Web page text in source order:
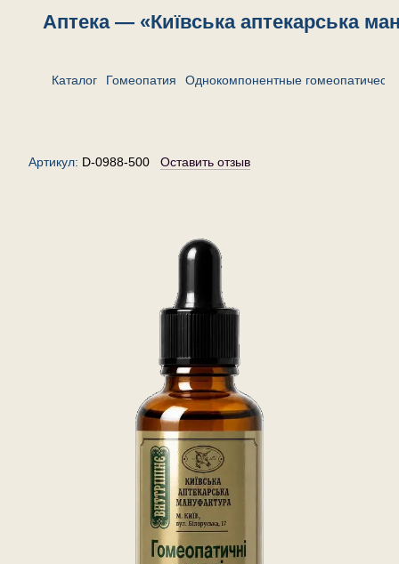
Аптека — «Київська аптекарська
Каталог Гомеопатия Однокомпонентные
Артикул: D-0988-500 Оставить отзыв